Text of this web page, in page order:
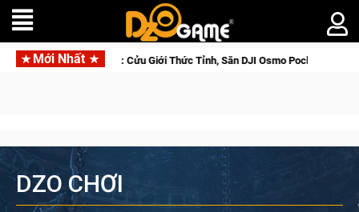
Mới Nhất
Norse Saga: Cửu Giới Thức Tỉnh, Săn DJI Osmo Pocket 3 Ngay Hôm Nay
DZO CHƠI